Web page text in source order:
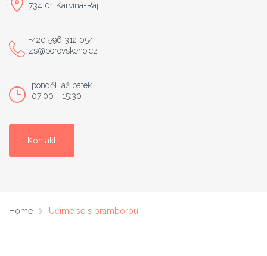
734 01 Karviná-Ráj
+420 596 312 054
zs@borovskeho.cz
pondělí až pátek
07:00 - 15:30
Kontakt
Home Učíme se s bramborou